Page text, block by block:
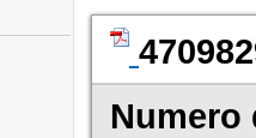
Numero